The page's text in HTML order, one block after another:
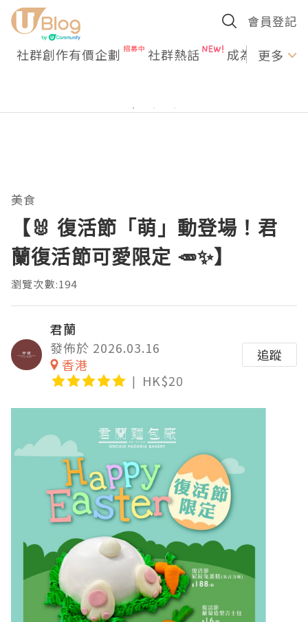
會員登記
社群創作有價企劃 社群熱話 成為U更多
美食
【🐰 復活節「萌」動登場！君
蘭復活節可愛限定 🥕✨】
瀏覽次數:194
君蘭
發佈於 2026.03.16
香港
HK$20
追蹤